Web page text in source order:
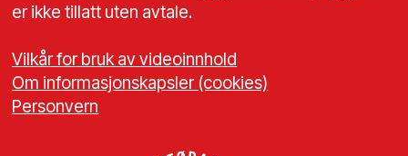
er ikke tillatt uten avtale.
Vilkår for bruk av videoinnhold
Om informasjonskapsler (cookies)
Personvern